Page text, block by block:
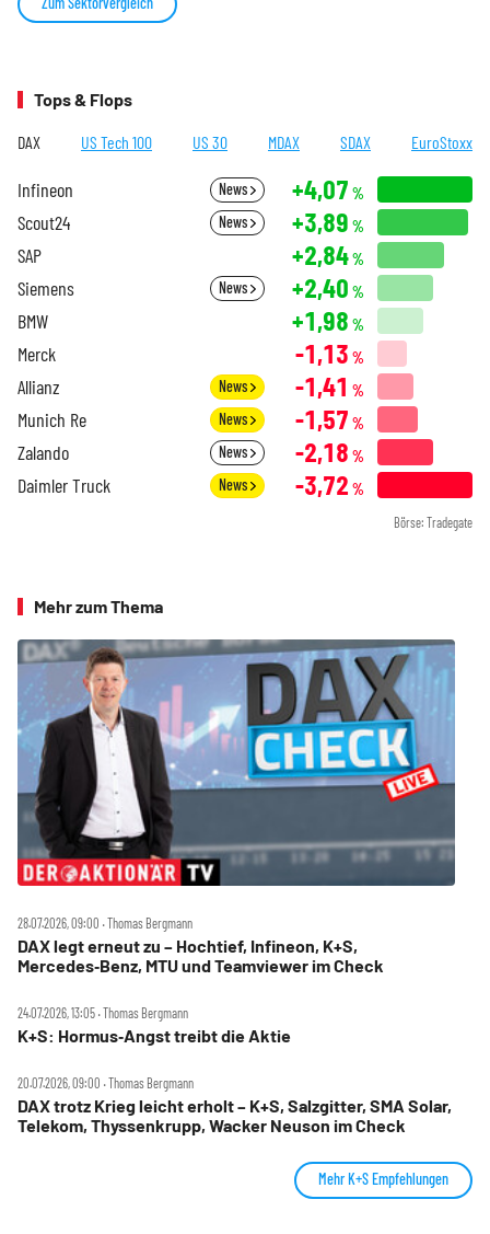
Tops & Flops
DAX US Tech 100 US 30 MDAX SDAX EuroStoxx
Infineon News +4,07 %
Scout24 News +3,89 %
SAP +2,84%
Siemens News +2,40 %
BMW +1,98 %
Merck -1,13 %
Allianz News -1,41 %
Munich Re News -1,57 %
Zalando News -2,18 %
Daimler Truck News -3,72 %
Börse: Tradegate
Mehr zum Thema
28.07.2026, 09:00 ‧ Thomas Bergmann
DAX legt erneut zu – Hochtief, Infineon, K+S,
Mercedes‑Benz, MTU und Teamviewer im Check
24.07.2026, 13:05 ‧ Thomas Bergmann
K+S: Hormus‑Angst treibt die Aktie
20.07.2026, 09:00 ‧ Thomas Bergmann
DAX trotz Krieg leicht erholt – K+S, Salzgitter, SMA Solar,
Telekom, Thyssenkrupp, Wacker Neuson im Check
Mehr K+S Empfehlungen